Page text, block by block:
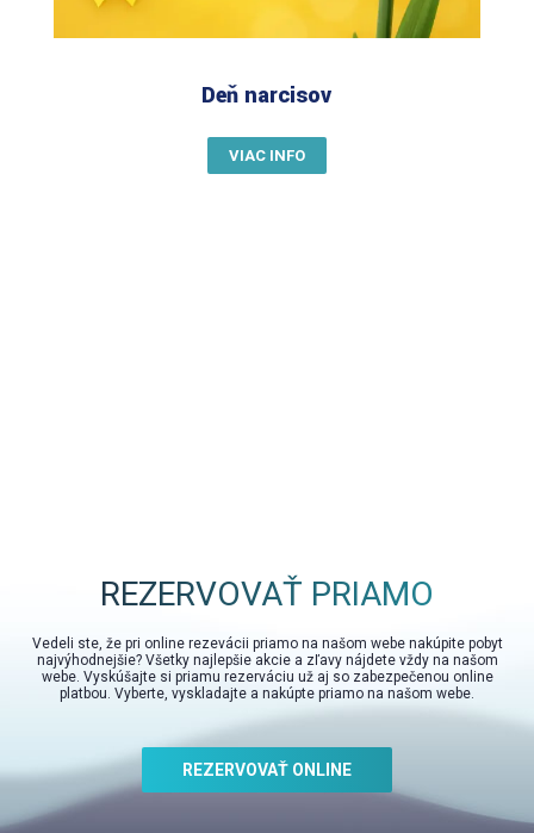
Deň narcisov
VIAC INFO
REZERVOVAŤ PRIAMO
Vedeli ste, že pri online rezevácii priamo na našom webe nakúpite pobyt
najvýhodnejšie? Všetky najlepšie akcie a zľavy nájdete vždy na našom
webe. Vyskúšajte si priamu rezerváciu už aj so zabezpečenou online
platbou. Vyberte, vyskladajte a nakúpte priamo na našom webe.
REZERVOVAŤ ONLINE